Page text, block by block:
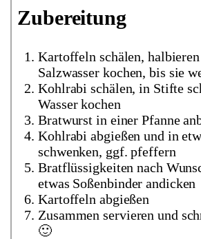
Zubereitung
Kartoffeln schälen,
Salzwasser kochen, bis sie
Kohlrabi schälen, in Stifte
Wasser kochen
Bratwurst in einer Pfanne
Kohlrabi abgießen und in
schwenken, ggf. pfeffern
Bratflüssigkeiten nach
etwas Soßenbinder andicken
Kartoffeln abgießen
Zusammen servieren und
🙂